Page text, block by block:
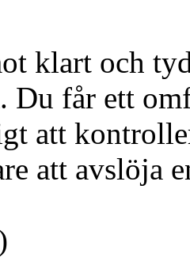
klart och
Du får ett
att
att avslöja